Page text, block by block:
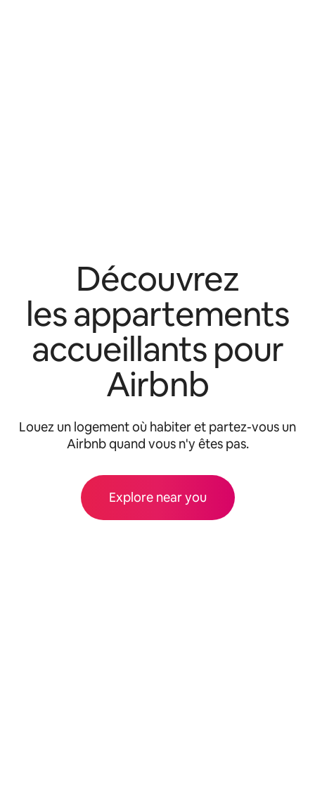
Découvrez
les appartements
accueillants pour
Airbnb
Louez un logement où habiter et partez-vous un
Airbnb quand vous n'y êtes pas.
Explore near you